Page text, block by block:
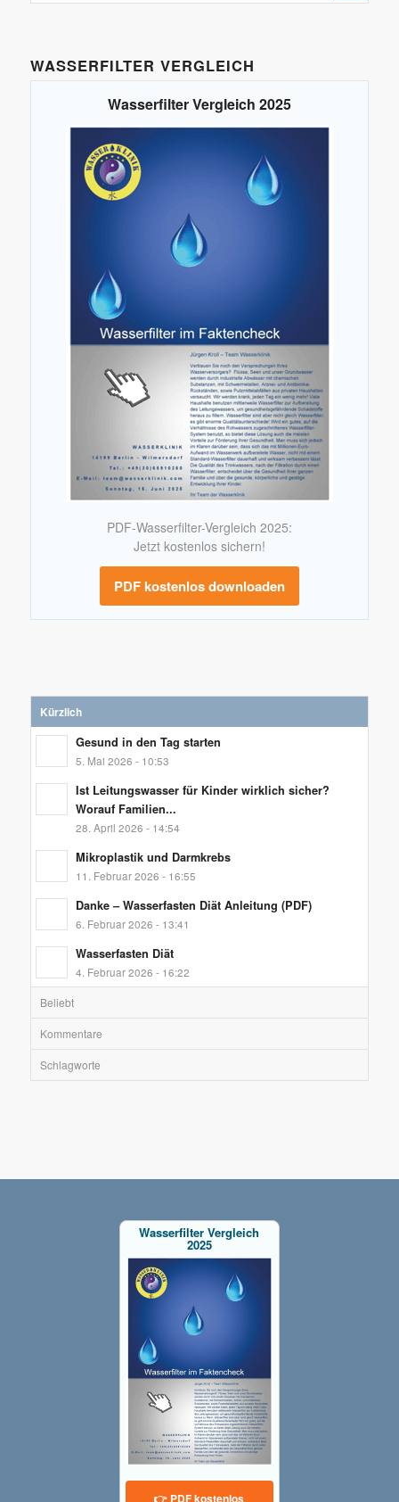
WASSERFILTER VERGLEICH
Wasserfilter Vergleich 2025
PDF-Wasserfilter-Vergleich 2025:
Jetzt kostenlos sichern!
PDF kostenlos downloaden
Kürzlich
Gesund in den Tag starten
5. Mai 2026 - 10:53
Ist Leitungswasser für Kinder wirklich sicher?
Worauf Familien...
28. April 2026 - 14:54
Mikroplastik und Darmkrebs
11. Februar 2026 - 16:55
Danke – Wasserfasten Diät Anleitung (PDF)
6. Februar 2026 - 13:41
Wasserfasten Diät
4. Februar 2026 - 16:22
Beliebt
Kommentare
Schlagworte
Wasserfilter Vergleich
2025
👉 PDF kostenlos